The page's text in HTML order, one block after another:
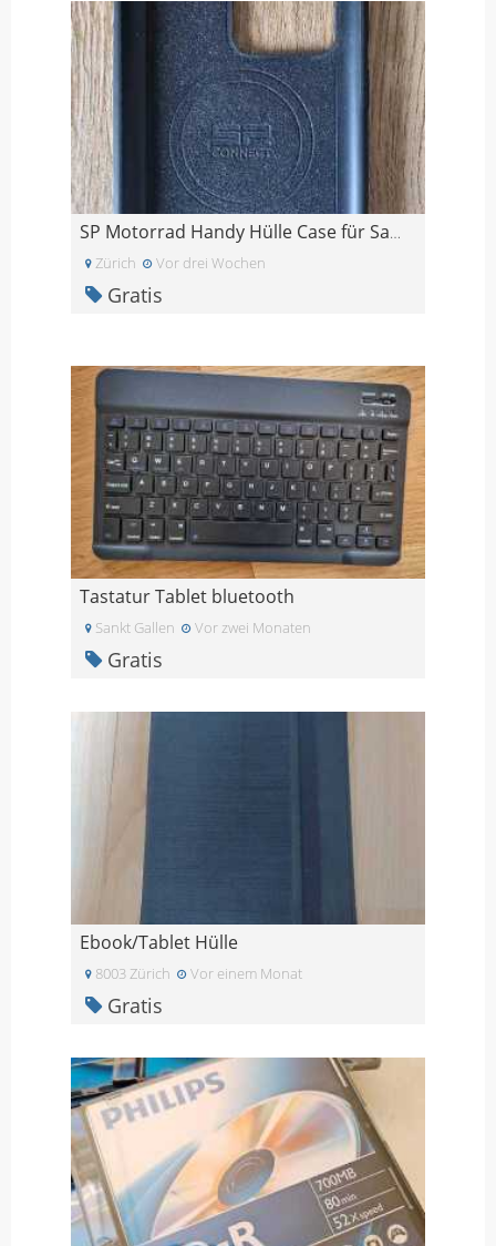
SP Motorrad Handy Hülle Case für Samsung Galaxy S2
Zürich Vor drei Wochen
Gratis
Tastatur Tablet bluetooth
Sankt Gallen Vor zwei Monaten
Gratis
Ebook/Tablet Hülle
8003 Zürich Vor einem Monat
Gratis